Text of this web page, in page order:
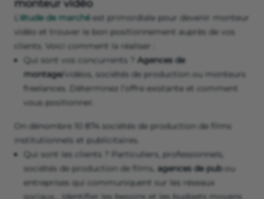
monteur vidéo
étude de marchéest primordiale pour devenir monteur
vidéo et trouver le bon positionnement auprès de vos
clients. Voici comment la réaliser :
Qui sont vos concurrents ? Agences de
montage/vidéos, sociétés de production ou monteurs
freelances. Déterminez l’offre existante et comment
vous positionner.
On dénombre 10 874 sociétés de production de films
institutionnels et publicitaires.
Qui sont les clients ? Particuliers, professionnels,
sociétés de production de films, agences de pubou
entreprises qui communiquent sur les réseaux
sociaux… Identifier les besoins et les budgets moyens